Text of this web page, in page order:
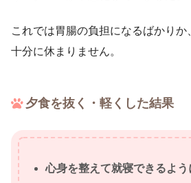
これでは胃腸の負担になるばかり
十分に休まりません。
夕食を抜く・軽くした結果
心身を整えて就寝できるよう